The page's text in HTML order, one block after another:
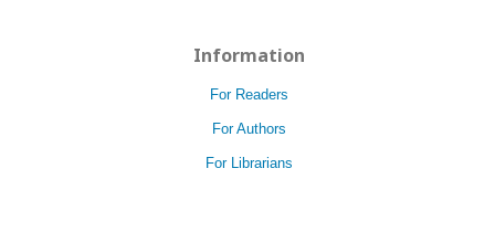
Information
For Readers
For Authors
For Librarians